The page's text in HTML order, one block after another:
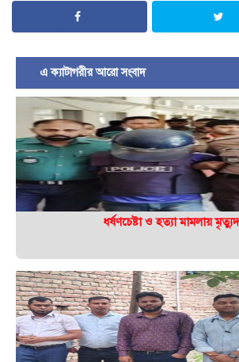
এ ক্যাটাগরীর আরো সংবাদ
ধর্ষণচেষ্টা ও হত্যা মামলায়